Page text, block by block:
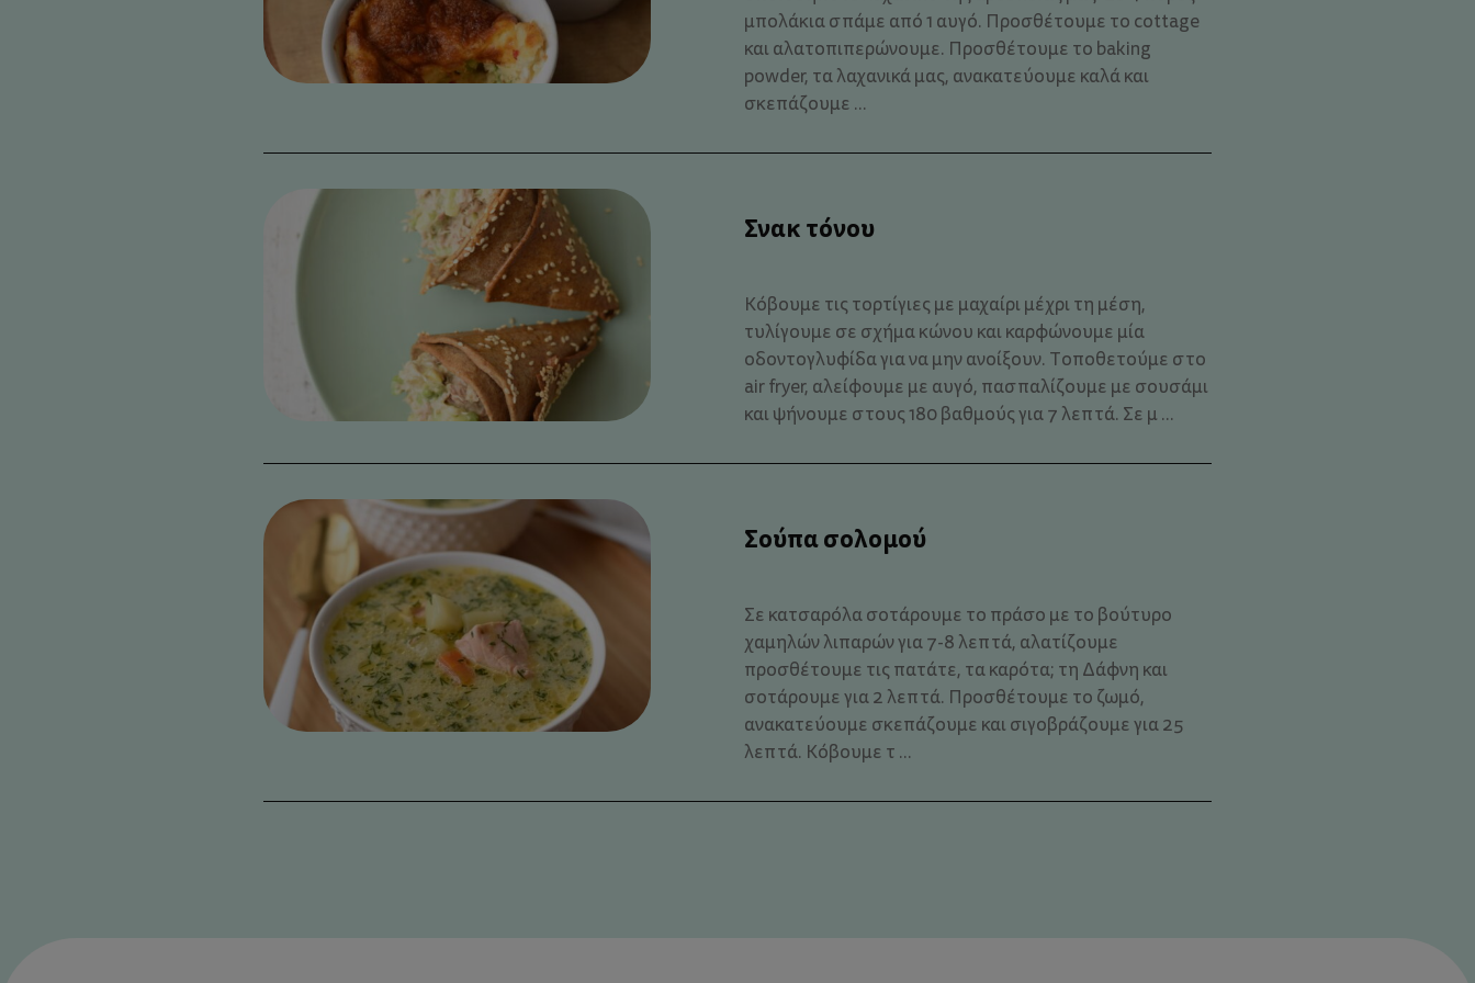
μπολάκια σπάμε από 1 αυγό. Προσθέτουμε το cottage
και αλατοπιπερώνουμε. Προσθέτουμε το baking
powder, τα λαχανικά μας, ανακατεύουμε καλά και
σκεπάζουμε ...
Σνακ τόνου
Κόβουμε τις τορτίγιες με μαχαίρι μέχρι τη μέση,
τυλίγουμε σε σχήμα κώνου και καρφώνουμε μία
οδοντογλυφίδα για να μην ανοίξουν. Τοποθετούμε στο
air fryer, αλείφουμε με αυγό, πασπαλίζουμε με σουσάμι
και ψήνουμε στους 180 βαθμούς για 7 λεπτά. Σε μ ...
Σούπα σολομού
Σε κατσαρόλα σοτάρουμε το πράσο με το βούτυρο
χαμηλών λιπαρών για 7-8 λεπτά, αλατίζουμε
προσθέτουμε τις πατάτε, τα καρότα; τη Δάφνη και
σοτάρουμε για 2 λεπτά. Προσθέτουμε το ζωμό,
ανακατεύουμε σκεπάζουμε και σιγοβράζουμε για 25
λεπτά. Κόβουμε τ ...